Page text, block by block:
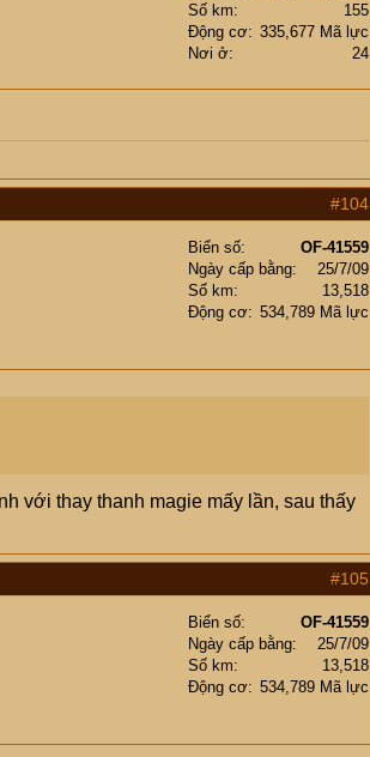
Số km
155
Động cơ
335,677 Mã lực
Nơi ở
24
#104
Biển số
OF-41559
Ngày cấp bằng
25/7/09
Số km
13,518
Động cơ
534,789 Mã lực
với thay thanh magie mấy lần, sau thấy
#105
Biển số
OF-41559
Ngày cấp bằng
25/7/09
Số km
13,518
Động cơ
534,789 Mã lực